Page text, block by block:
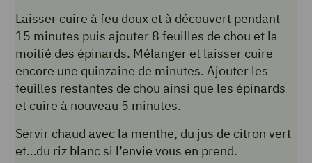
Laisser cuire à feu doux et à découvert pendant
15 minutes puis ajouter 8 feuilles de chou et la
moitié des épinards. Mélanger et laisser cuire
encore une quinzaine de minutes. Ajouter les
feuilles restantes de chou ainsi que les épinards
et cuire à nouveau 5 minutes.
Servir chaud avec la menthe, du jus de citron vert
et…du riz blanc si l’envie vous en prend.